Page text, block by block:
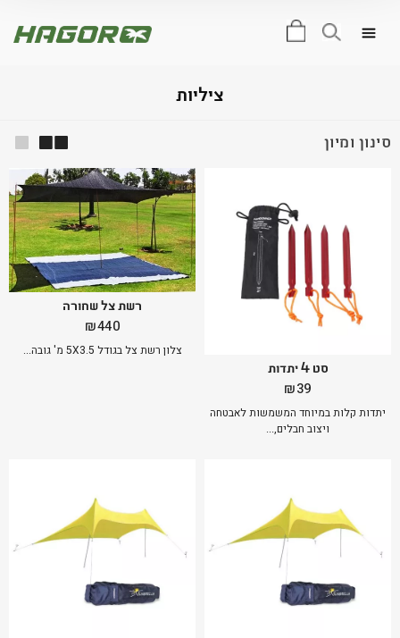
ציליות
סינון ומיון
סט‭ ‬4‭ ‬יתדות
₪39
יתדות קלות במיוחד המשמשות לאבטחה
ויצוב חבלים,...
רשת צל שחורה
₪440
צלון רשת צל בגודל 5X3.5 מ' גובה...